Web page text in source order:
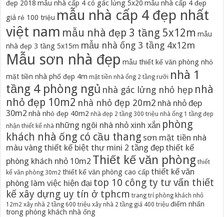
đẹp 2018 mẫu nhà cấp 4 có gác lửng 5x20 mẫu nhà cấp 4 đẹp
giá rẻ 100 triệu mẫu nhà cấp 4 đẹp nhất
việt nam mẫu nhà đẹp 3 tầng 5x12m mẫu
nhà đẹp 3 tầng 5x15m mẫu nhà ống 3 tầng 4x12m
Mẫu sơn nhà đẹp mẫu thiết kế văn phòng nhỏ
mặt tiền nhà phố đẹp 4m mặt tiền nhà ống 2 tầng rưỡi nhà 1
tầng 4 phòng ngủ nhà gác lửng nhỏ hẹp nhà
nhỏ đẹp 10m2 nhà nhỏ đẹp 20m2 nhà nhỏ đẹp
30m2 nhà nhỏ đẹp 40m2 nhà đẹp 2 tầng 300 triệu nhà ống 1 tầng đẹp
nhận thiết kế nhà những ngôi nhà nhỏ xinh xắn phòng
khách nhà ống có cầu thang sơn mặt tiền nhà
màu vàng thiết kế biệt thự mini 2 tầng đẹpthiết kế
phòng khách nhỏ 10m2 Thiết kế văn phòng thiết
kế văn phòng 30m2 thiết kế văn phòng cao cấp thiết kế văn
phòng làm việc hiện đại top 10 công ty tư vấn thiết
kế xây dựng uy tín ở tphcm trang trí phòng khách nhỏ
12m2 xây nhà 2 tầng 600 triệu xây nhà 2 tầng giá 400 triệu điểm nhấn
trong phòng khách nhà ống